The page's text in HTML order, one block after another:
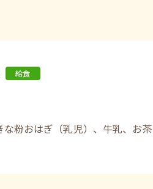
給食
な粉おはぎ（乳児）、牛乳、お茶